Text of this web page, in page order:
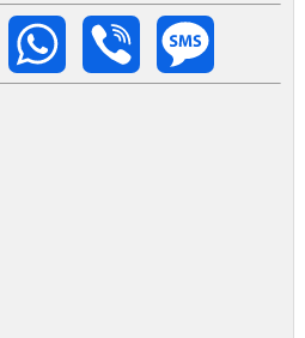
Facebook WhatsApp Viber